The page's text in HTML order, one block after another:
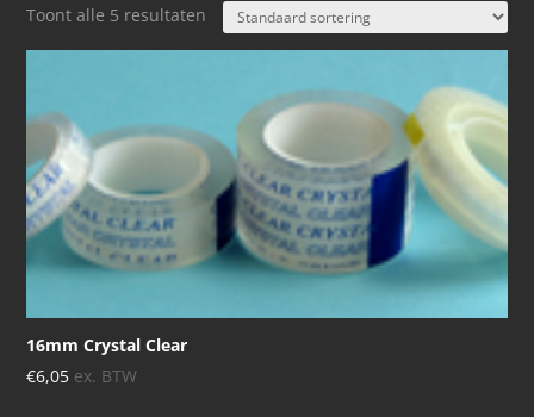
Toont alle 5 resultaten
16mm Crystal Clear
€6,05 ex. BTW